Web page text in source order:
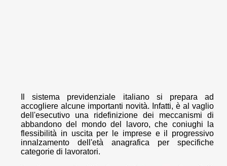
Il sistema previdenziale italiano si prepara ad
accogliere alcune importanti novità. Infatti, è al vaglio
dell'esecutivo una ridefinizione dei meccanismi di
abbandono del mondo del lavoro, che coniughi la
flessibilità in uscita per le imprese e il progressivo
innalzamento dell'età anagrafica per specifiche
categorie di lavoratori.